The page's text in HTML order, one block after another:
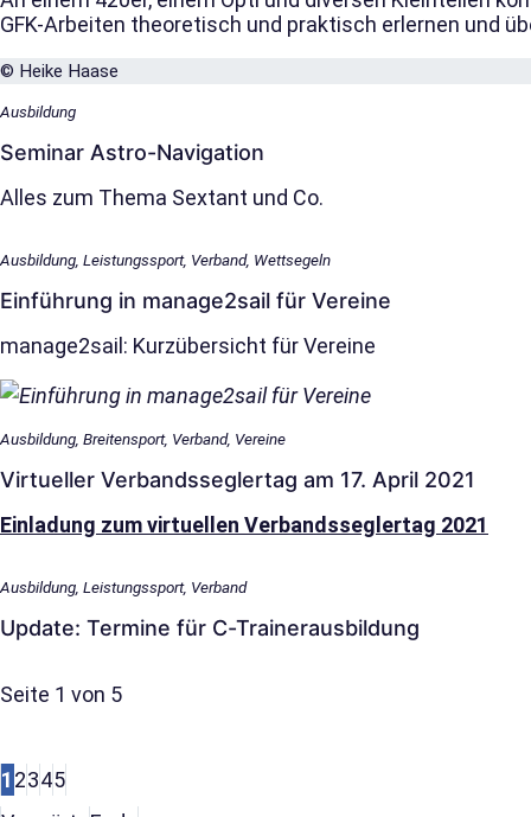
GFK-Arbeiten theoretisch und praktisch erlernen und
© Heike Haase
Ausbildung
Seminar Astro-Navigation
Alles zum Thema Sextant und Co.
Ausbildung, Leistungssport, Verband, Wettsegeln
Einführung in manage2sail für Vereine
manage2sail: Kurzübersicht für Vereine
Ausbildung, Breitensport, Verband, Vereine
Virtueller Verbandsseglertag am 17. April 2021
Einladung zum virtuellen Verbandsseglertag 2021
Ausbildung, Leistungssport, Verband
Update: Termine für C-Trainerausbildung
Seite 1 von 5
1 2345